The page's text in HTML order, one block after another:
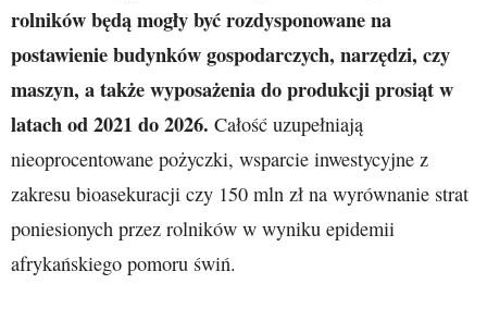
rolników będą mogły być rozdysponowane na
postawienie budynków gospodarczych, narzędzi, czy
maszyn, a także wyposażenia do produkcji prosiąt w
latach od 2021 do 2026. Całość uzupełniają
nieoprocentowane pożyczki, wsparcie inwestycyjne z
zakresu bioasekuracji czy 150 mln zł na wyrównanie strat
poniesionych przez rolników w wyniku epidemii
afrykańskiego pomoru świń.